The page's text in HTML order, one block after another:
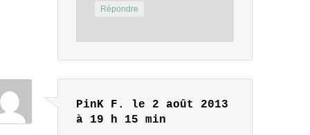
Répondre
PinK F.
le 2 août 2013
à 19 h 15 min